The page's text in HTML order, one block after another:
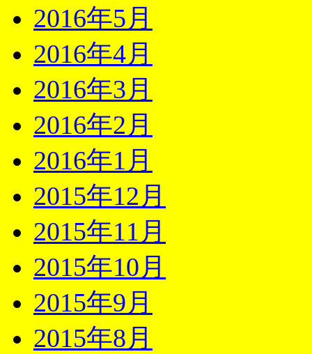
2016年5月
2016年4月
2016年3月
2016年2月
2016年1月
2015年12月
2015年11月
2015年10月
2015年9月
2015年8月